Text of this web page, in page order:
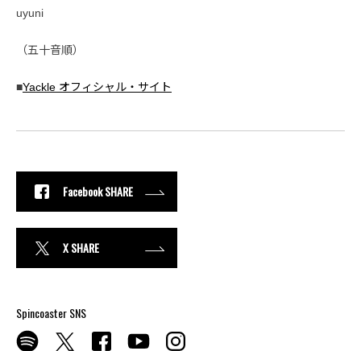
uyuni
（五十音順）
■Yackle オフィシャル・サイト
Facebook SHARE
X SHARE
Spincoaster SNS